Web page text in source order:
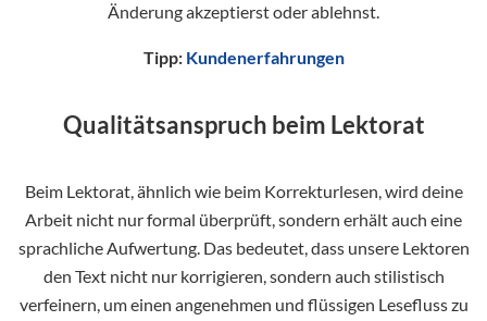
Änderung akzeptierst oder ablehnst.
Tipp: Kundenerfahrungen
Qualitätsanspruch beim Lektorat
Beim Lektorat, ähnlich wie beim Korrekturlesen, wird deine
Arbeit nicht nur formal überprüft, sondern erhält auch eine
sprachliche Aufwertung. Das bedeutet, dass unsere Lektoren
den Text nicht nur korrigieren, sondern auch stilistisch
verfeinern, um einen angenehmen und flüssigen Lesefluss zu